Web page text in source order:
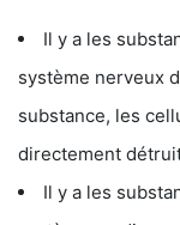
Il y a les
système nerveux
substance, les
directement
Il y a les